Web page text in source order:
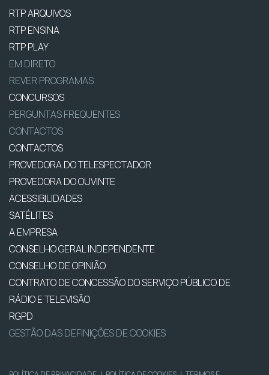
RTP ARQUIVOS
RTP ENSINA
RTP PLAY
EM DIRETO
REVER PROGRAMAS
CONCURSOS
PERGUNTAS FREQUENTES
CONTACTOS
CONTACTOS
PROVEDORA DO TELESPECTADOR
PROVEDORA DO OUVINTE
ACESSIBILIDADES
SATÉLITES
A EMPRESA
CONSELHO GERAL INDEPENDENTE
CONSELHO DE OPINIÃO
CONTRATO DE CONCESSÃO DO SERVIÇO PÚBLICO DE
RÁDIO E TELEVISÃO
RGPD
GESTÃO DAS DEFINIÇÕES DE COOKIES